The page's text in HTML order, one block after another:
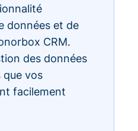
données et de
CRM.
des données
que vos
facilement